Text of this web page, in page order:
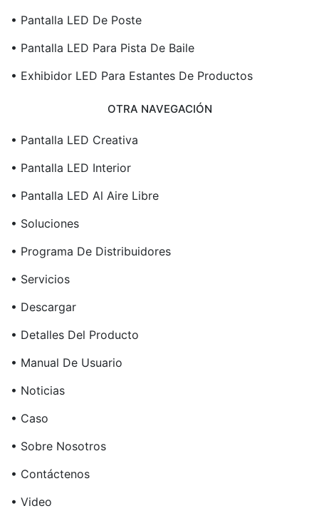
• Pantalla LED De Poste
• Pantalla LED Para Pista De Baile
• Exhibidor LED Para Estantes De Productos
OTRA NAVEGACIÓN
• Pantalla LED Creativa
• Pantalla LED Interior
• Pantalla LED Al Aire Libre
• Soluciones
• Programa De Distribuidores
• Servicios
• Descargar
• Detalles Del Producto
• Manual De Usuario
• Noticias
• Caso
• Sobre Nosotros
• Contáctenos
• Video